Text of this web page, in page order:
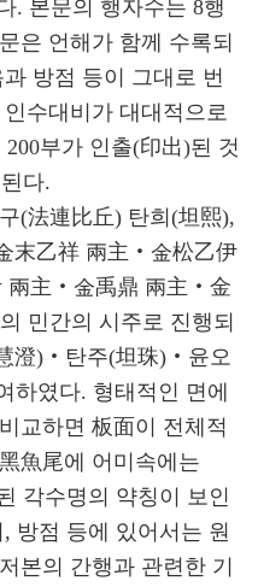
. 본문의 행자수는 8행
은 언해가 함께 수록되
방점 등이 그대로 번
수대비가 대대적으로
부가 인출(印出)된 것
다.
(法連比丘) 탄희(坦熙),
末乙祥 兩主‧金松乙伊
兩主‧金禹鼎 兩主‧金
민간의 시주로 진행되
澄)‧탄주(坦珠)‧윤오
하였다. 형태적인 면에
교하면 板面이 전체적
魚尾에 어미속에는
각수명의 약칭이 보인
방점 등에 있어서는 원
본의 간행과 관련한 기